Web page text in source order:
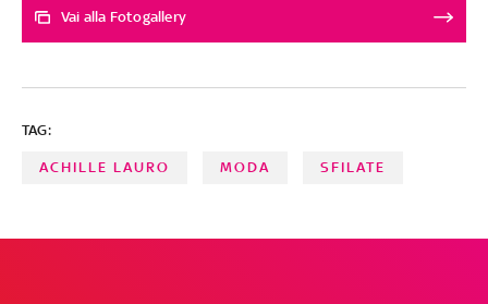
Dolce&Gabbana, eccone alcuni
Vai alla Fotogallery
TAG:
ACHILLE LAURO MODA SFILATE